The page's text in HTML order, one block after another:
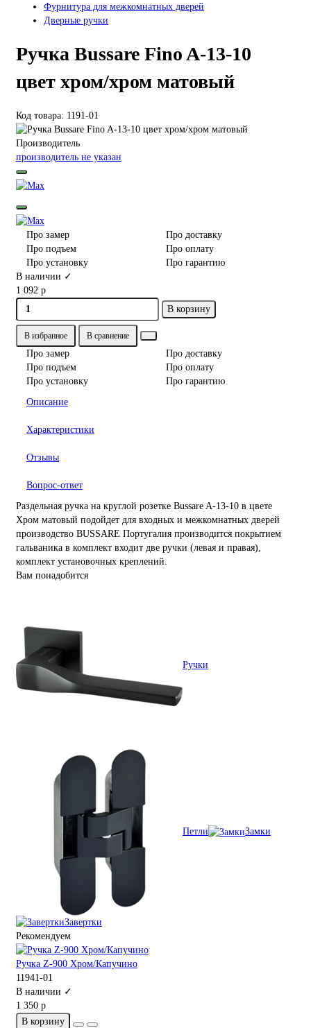
Фурнитура для межкомнатных дверей
Дверные ручки
Ручка Bussare Fino A-13-10
цвет хром/хром матовый
Код товара: 1191-01
Производитель
производитель не указан
Про замер
Про доставку
Про подъем
Про оплату
Про установку
Про гарантию
В наличии ✓
1 092 р
В корзину
В избранное В сравнение
Про замер
Про доставку
Про подъем
Про оплату
Про установку
Про гарантию
Описание
Характеристики
Отзывы
Вопрос-ответ
Раздельная ручка на круглой розетке Bussare A-13-10 в цвете
Хром матовый подойдет для входных и межкомнатных дверей
производство BUSSARE Португалия производится покрытием
гальваника в комплект входит две ручки (левая и правая),
комплект установочных креплений.
Вам понадобится
Ручки
Петли Замки
Завертки
Рекомендуем
Ручка Z-900 Хром/Капучино
11941-01
В наличии ✓
1 350 р
В корзину